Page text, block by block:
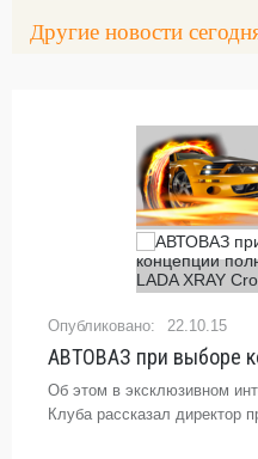
Другие новости
22.10.15
Об этом в эксклюзивном
Клуба рассказал директор